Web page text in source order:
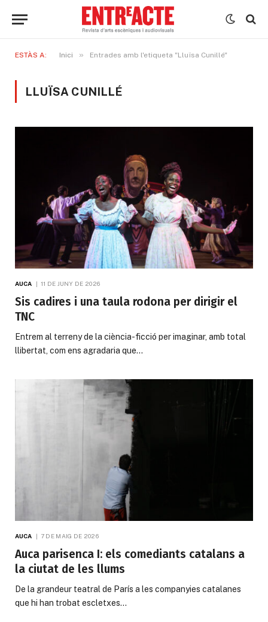
ESTÀS A: Inici » Entrades amb l'etiqueta "Lluïsa Cunillé"
LLUÏSA CUNILLÉ
AUCA 11 DE JUNY DE 2026
Sis cadires i una taula rodona per dirigir el
TNC
Entrem al terreny de la ciència-ficció per imaginar, amb total
llibertat, com ens agradaria que…
AUCA 7 DE MAIG DE 2026
Auca parisenca I: els comediants catalans a
la ciutat de les llums
De la grandeur teatral de París a les companyies catalanes
que hi han trobat escletxes…